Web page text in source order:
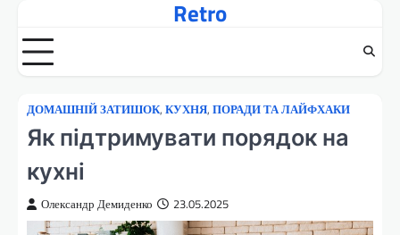
вмісту
Retro
ДОМАШНІЙ ЗАТИШОК, КУХНЯ, ПОРАДИ ТА ЛАЙФХАКИ
Як підтримувати порядок на
кухні
Олександр Демиденко 23.05.2025